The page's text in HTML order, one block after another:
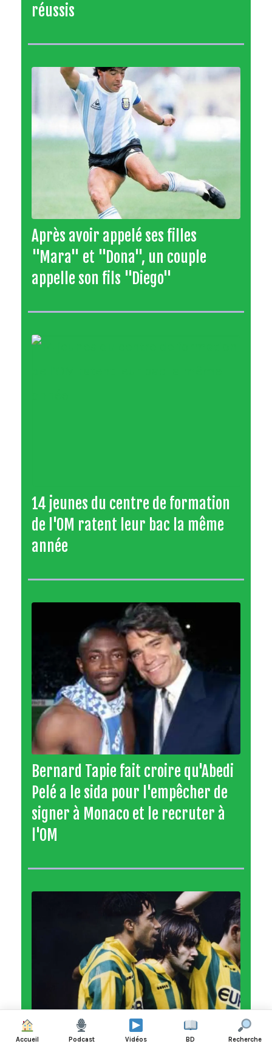
réussis
Après avoir appelé ses filles
"Mara" et "Dona", un couple
appelle son fils "Diego"
14 jeunes du centre de formation
de l'OM ratent leur bac la même
année
Bernard Tapie fait croire qu'Abedi
Pelé a le sida pour l'empêcher de
signer à Monaco et le recruter à
l'OM
Accueil Podcast Vidéos BD Recherche